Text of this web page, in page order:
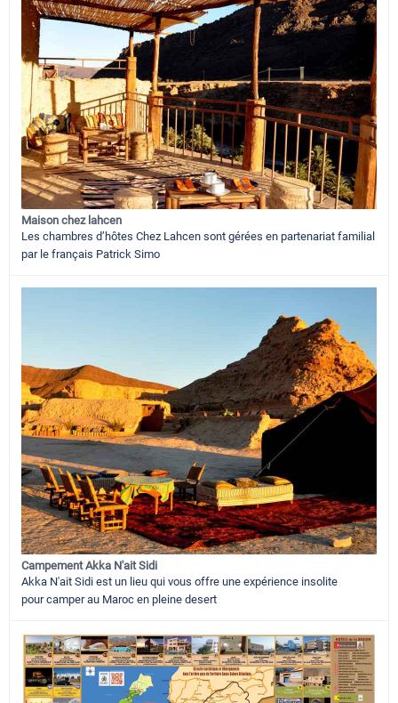
Maison chez lahcen
Les chambres d’hôtes Chez Lahcen sont gérées en partenariat familial
par le français Patrick Simo
Campement Akka N'ait Sidi
Akka N'ait Sidi est un lieu qui vous offre une expérience insolite
pour camper au Maroc en pleine desert